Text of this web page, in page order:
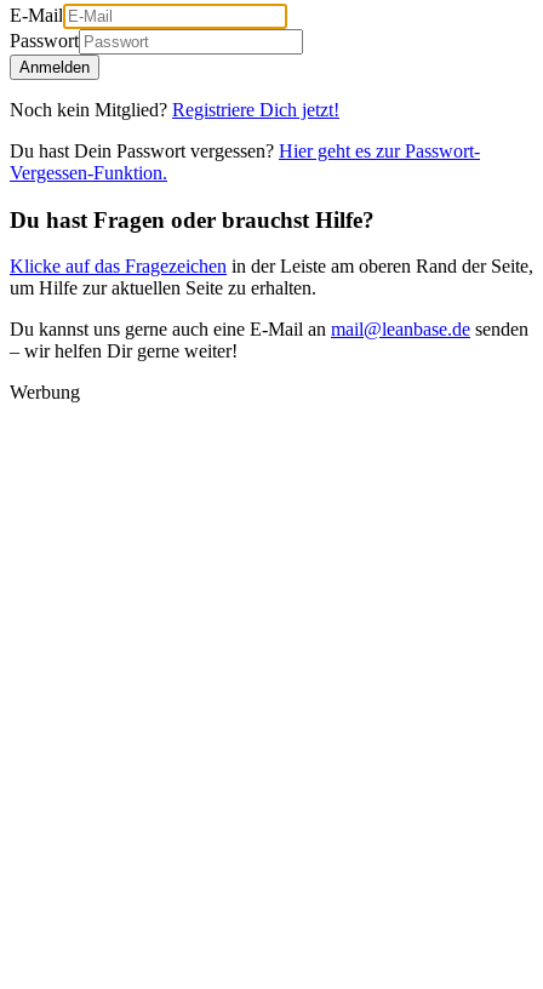
E-Mail
Passwort
Anmelden
Noch kein Mitglied? Registriere Dich jetzt!
Du hast Dein Passwort vergessen? Hier geht es zur Passwort-
Vergessen-Funktion.
Du hast Fragen oder brauchst Hilfe?
Klicke auf das Fragezeichen in der Leiste am oberen Rand der Seite,
um Hilfe zur aktuellen Seite zu erhalten.
Du kannst uns gerne auch eine E-Mail an mail@leanbase.de senden
– wir helfen Dir gerne weiter!
Werbung